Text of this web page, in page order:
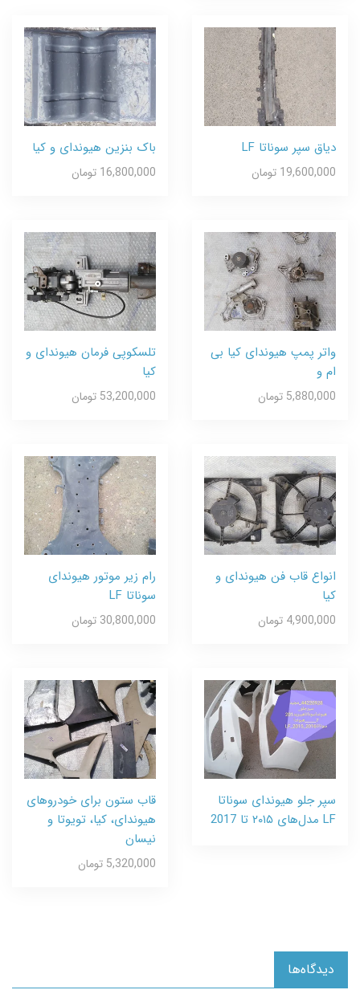
دیاق سپر سوناتا LF
19,600,000 تومان
باک بنزین هیوندای و کیا
16,800,000 تومان
واتر پمپ هیوندای کیا بی
ام و
5,880,000 تومان
تلسکوپی فرمان هیوندای و
کیا
53,200,000 تومان
انواع قاب فن هیوندای و
کیا
4,900,000 تومان
رام زیر موتور هیوندای
سوناتا LF
30,800,000 تومان
سپر جلو هیوندای سوناتا
LF مدل‌های ۲۰۱۵ تا 2017
قاب ستون برای خودروهای
هیوندای، کیا، تویوتا و
نیسان
5,320,000 تومان
دیدگاه‌ها